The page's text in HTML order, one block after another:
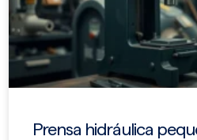
Prensa hidráulica